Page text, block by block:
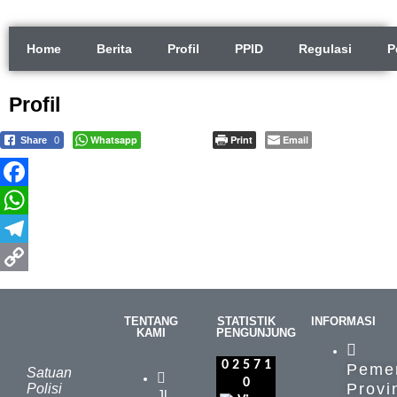
Home Berita Profil PPID Regulasi
Profil
Share 0 Whatsapp Print Email
Facebook
WhatsApp
Telegram
Satuan
Polisi
TENTANG
KAMI
STATISTIK
PENGUNJUNG
0 2 5 7 1
0
INFORMASI